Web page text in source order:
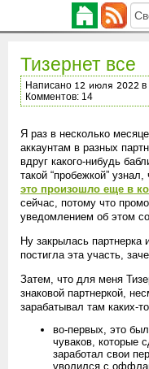
Тизернет все
Написано в
Комментов: 14
Я раз в несколько
аккаунтам в разных
вдруг какого-нибудь
такой “пробежкой”
это произошло еще в
сейчас, потому что
уведомлением об этом
Ну закрылась партнерка
постигла эта участь,
Затем, что для меня
знаковой партнеркой,
зарабатывал там каких-
во-первых, это
чуваков, которые
заработал свои
уволился с